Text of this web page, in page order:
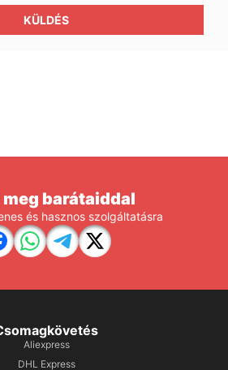
KÜLDÉS
meg barátaiddal
és hasznos szolgáltatásra
Aliexpress
DHL Express